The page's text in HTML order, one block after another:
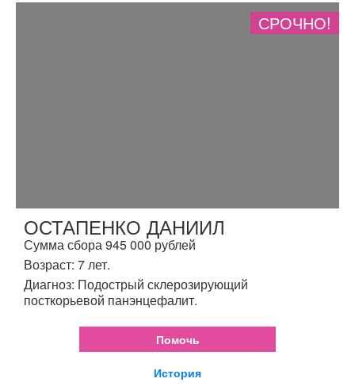
СРОЧНО!
ОСТАПЕНКО ДАНИИЛ
Сумма сбора 945 000 рублей
Возраст: 7 лет.
Диагноз: Подострый склерозирующий
посткорьевой панэнцефалит.
Помочь
История